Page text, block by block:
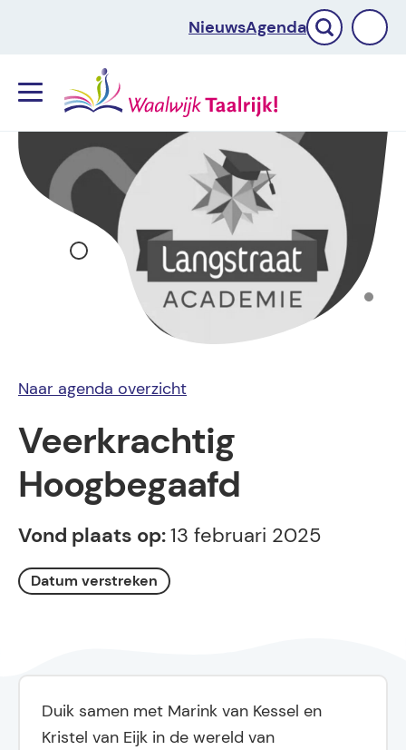
NieuwsAgenda
Menu
Naar agenda overzicht
Veerkrachtig
Hoogbegaafd
Vond plaats op:13 februari 2025
Datum verstreken
Duik samen met Marink van Kessel en
Kristel van Eijk in de wereld van